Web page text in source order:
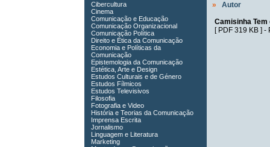
Cibercultura
Cinema
Comunicação e Educação
Comunicação Organizacional
Comunicação Política
Direito e Ética da Comunicação
Economia e Políticas da
Comunicação
Epistemologia da Comunicação
Estética, Arte e Design
Estudos Culturais e de Género
Estudos Fílmicos
Estudos Televisivos
Filosofia
Fotografia e Video
História e Teorias da Comunicação
Imprensa Escrita
Jornalismo
Linguagem e Literatura
Marketing
»
Autor
Camisinha Tem
[ PDF 319 KB] -